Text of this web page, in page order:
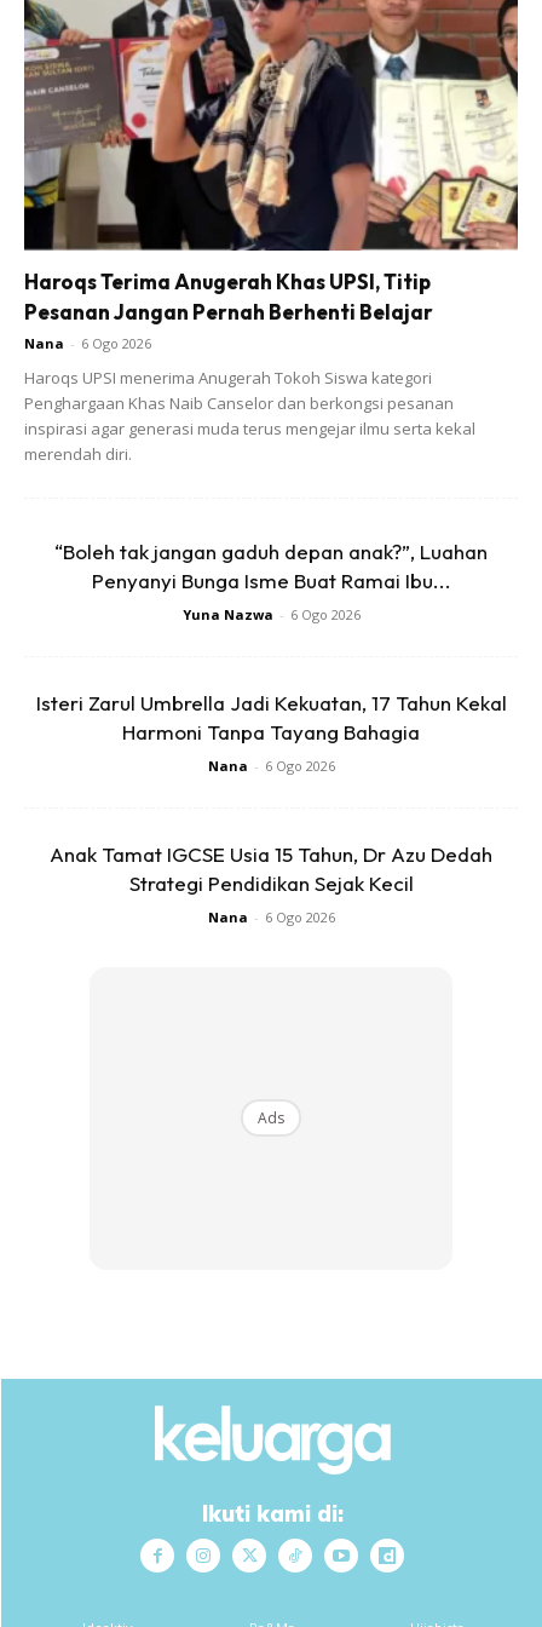
Tetapi mungkin anda boleh menyimpannya jika anda akan
menggunakannya lebih daripada seminggu dan jangan lupa
untuk panaskannya di dalam toaster atau oven sebelum
makan.
Tembikai
Ahhh…best-nya dapat makan buah tembikai yang sejuk.
Tetapi buah tembikai seeloknya diletakkan dalam suhu bilik.
Kenapa ya? Kerana terdapat penyelidikan yang mendapati
antioksidan di dalam tembikai dapat dikekalkan apabila
berada dalam suhu bilik berbanding suhu yang sejuk.
Pisang yang disimpan di dalam peti sejuk akan
menyebabkan perubahan pada kulitnya. Ia akan menjadi
hitam dan ada masanya ia akan menjejaskan rasa buah ini.
bagaimanapun, persekitaran yang sejuk boleh menjejaskan
rasa kacang. Malahan kulit kacang juga boleh menyerap
Anda mungkin berminat dengan
Haroqs Terima Anugerah Khas UPSI, Titip
Pesanan Jangan Pernah Berhenti Belajar
Nana - 6 Ogo 2026
Haroqs UPSI menerima Anugerah Tokoh Siswa kategori
Penghargaan Khas Naib Canselor dan berkongsi pesanan
inspirasi agar generasi muda terus mengejar ilmu serta kekal
merendah diri.
“Boleh tak jangan gaduh depan anak?”, Luahan
Penyanyi Bunga Isme Buat Ramai Ibu...
Yuna Nazwa - 6 Ogo 2026
Isteri Zarul Umbrella Jadi Kekuatan, 17 Tahun Kekal
Harmoni Tanpa Tayang Bahagia
Nana - 6 Ogo 2026
Anak Tamat IGCSE Usia 15 Tahun, Dr Azu Dedah
Strategi Pendidikan Sejak Kecil
Nana - 6 Ogo 2026
Ads
Ikuti kami di: